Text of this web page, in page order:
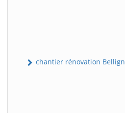
chantier rénovation